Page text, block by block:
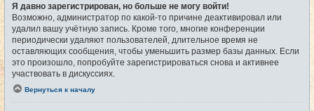
Я давно зарегистрирован, но больше не могу войти!
Возможно, администратор по какой-то причине деактивировал или
удалил вашу учётную запись. Кроме того, многие конференции
периодически удаляют пользователей, длительное время не
оставляющих сообщения, чтобы уменьшить размер базы данных. Если
это произошло, попробуйте зарегистрироваться снова и активнее
участвовать в дискуссиях.
Вернуться к началу